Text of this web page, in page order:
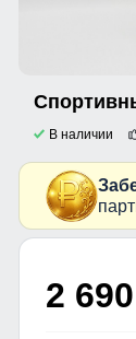
В наличии
2 690